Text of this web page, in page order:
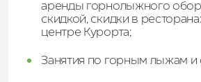
аренды горнолыжного
скидкой, скидки в
центре Курорта;
Занятия по горным лыжам и